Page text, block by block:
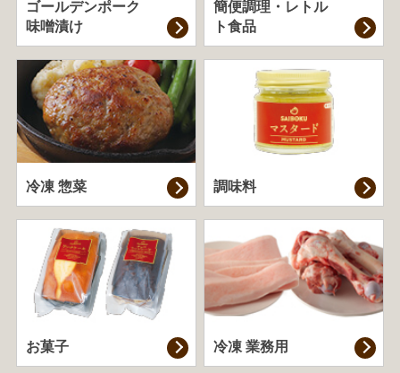
ゴールデンポーク
味噌漬け
簡便調理・ レトル
ト食品
冷凍 惣菜 調味料
お菓子 冷凍 業務用